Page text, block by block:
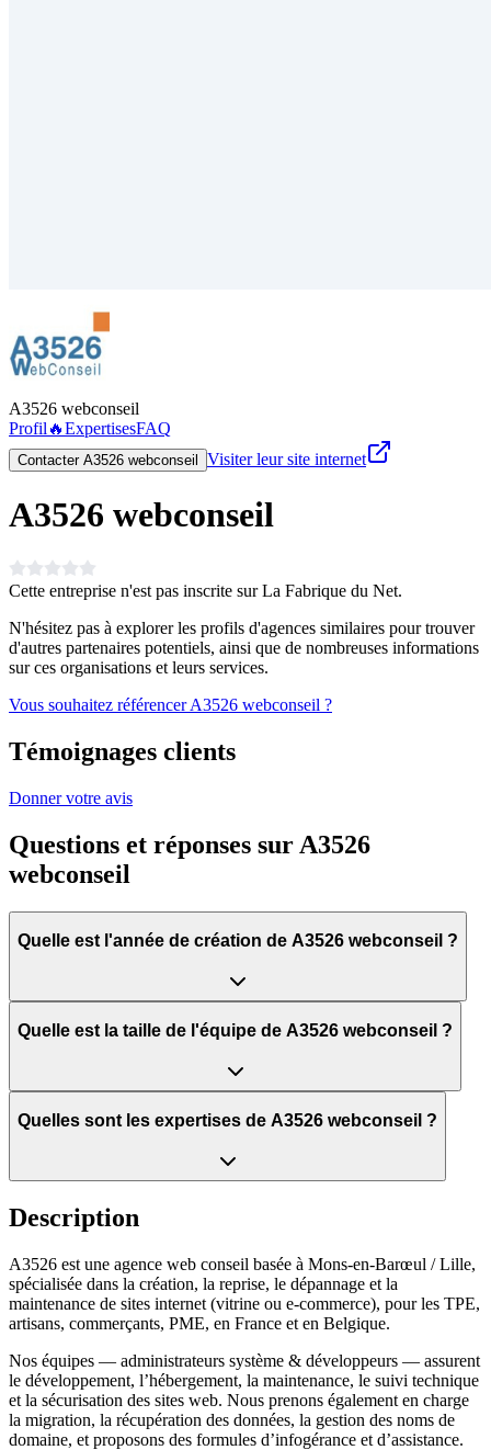
A3526 webconseil
Profil 🔥ExpertisesFAQ
Contacter A3526 webconseil Visiter leur site internet
A3526 webconseil
Cette entreprise n'est pas inscrite sur La Fabrique du Net.
N'hésitez pas à explorer les profils d'agences similaires pour trouver
d'autres partenaires potentiels, ainsi que de nombreuses informations
sur ces organisations et leurs services.
Vous souhaitez référencer A3526 webconseil ?
Témoignages clients
Donner votre avis
Questions et réponses sur A3526
webconseil
Quelle est l'année de création de A3526 webconseil ?
Quelle est la taille de l'équipe de A3526 webconseil ?
Quelles sont les expertises de A3526 webconseil ?
Description
A3526 est une agence web conseil basée à Mons-en-Barœul / Lille,
spécialisée dans la création, la reprise, le dépannage et la
maintenance de sites internet (vitrine ou e-commerce), pour les TPE,
artisans, commerçants, PME, en France et en Belgique.
Nos équipes — administrateurs système & développeurs — assurent
le développement, l’hébergement, la maintenance, le suivi technique
et la sécurisation des sites web. Nous prenons également en charge
la migration, la récupération des données, la gestion des noms de
domaine, et proposons des formules d’infogérance et d’assistance.